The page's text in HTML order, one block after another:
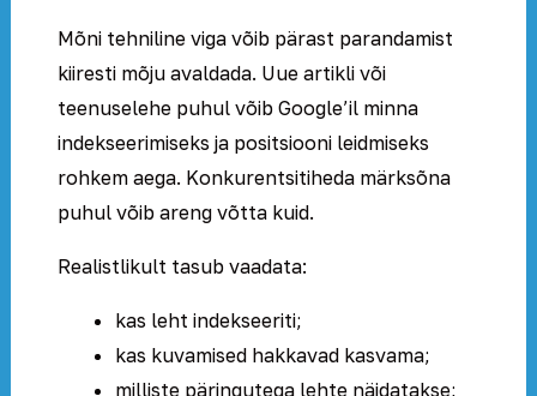
Mõni tehniline viga võib pärast parandamist
kiiresti mõju avaldada. Uue artikli või
teenuselehe puhul võib Google’il minna
indekseerimiseks ja positsiooni leidmiseks
rohkem aega. Konkurentsitiheda märksõna
puhul võib areng võtta kuid.
Realistlikult tasub vaadata:
kas leht indekseeriti;
kas kuvamised hakkavad kasvama;
milliste päringutega lehte näidatakse;